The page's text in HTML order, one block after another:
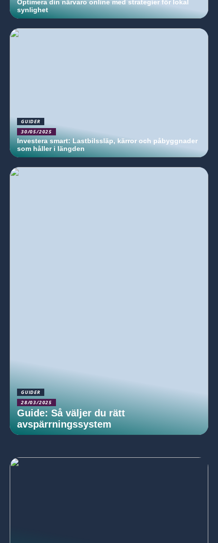
Optimera din närvaro online med strategier för lokal
synlighet
GUIDER
30/05/2025
Investera smart: Lastbilssläp, kärror och påbyggnader
som håller i längden
GUIDER
28/03/2025
Guide: Så väljer du rätt
avspärrningssystem